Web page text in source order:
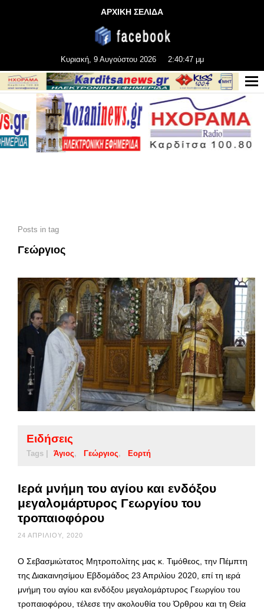
ΑΡΧΙΚΗ ΣΕΛΙΔΑ
Κυριακή, 9 Αυγούστου 2026 2:40:49 μμ
Posts in tag
Γεώργιος
Ειδήσεις
Tags | Άγιος Γεώργιος Εορτή
Ιερά μνήμη του αγίου και ενδόξου
μεγαλομάρτυρος Γεωργίου του
τροπαιοφόρου
24 ΑΠΡΙΛΊΟΥ, 2020
Ο Σεβασμιώτατος Μητροπολίτης μας κ. Τιμόθεος, την Πέμπτη
της Διακαινησίμου Εβδομάδος 23 Απριλίου 2020, επί τη ιερά
μνήμη του αγίου και ενδόξου μεγαλομάρτυρος Γεωργίου του
τροπαιοφόρου, τέλεσε την ακολουθία του Όρθρου και τη Θεία